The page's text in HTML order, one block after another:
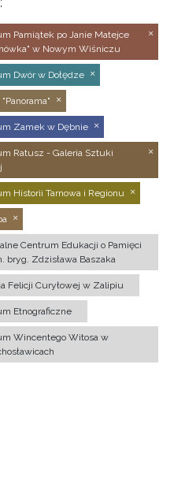
Pamiątek po Janie Matejce
w Nowym Wiśniczu
Dwór w Dołędze
Zamek w Dębnie
Ratusz - Galeria Sztuki
Historii Tarnowa i Regionu
Centrum Edukacji o Pamięci
bryg. Zdzisława Baszaka
Felicji Curyłowej w Zalipiu
Etnograficzne
Wincentego Witosa w